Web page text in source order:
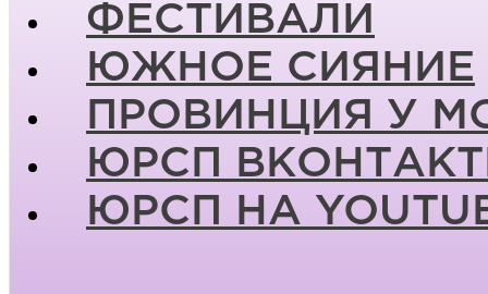
ФЕСТИВАЛИ
ЮЖНОЕ СИЯНИЕ
ПРОВИНЦИЯ У
ЮРСП
ЮРСП НА